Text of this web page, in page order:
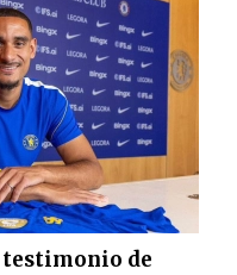
testimonio de